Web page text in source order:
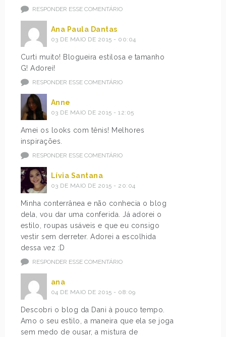
RESPONDER ESSE COMENTÁRIO
Ana Paula Dantas
03 DE MAIO DE 2015 - 00:04
Curti muito! Blogueira estilosa e tamanho
G! Adorei!
RESPONDER ESSE COMENTÁRIO
Anne
03 DE MAIO DE 2015 - 12:05
Amei os looks com tênis! Melhores
inspirações.
RESPONDER ESSE COMENTÁRIO
Lívia Santana
03 DE MAIO DE 2015 - 20:04
Minha conterrânea e não conhecia o blog
dela, vou dar uma conferida. Já adorei o
estilo, roupas usáveis e que eu consigo
vestir sem derreter. Adorei a escolhida
dessa vez :D
RESPONDER ESSE COMENTÁRIO
ana
04 DE MAIO DE 2015 - 08:09
Descobri o blog da Dani à pouco tempo.
Amo o seu estilo, a maneira que ela se joga
sem medo de ousar, a mistura de